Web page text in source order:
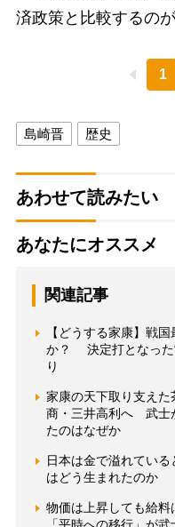
済政策と比較するの
1
島崎晋 歴史
あわせて読みたい
あなたにオススメ
関連記事
【どうする家康】戦
か？ 決定打となった
り
家康の天下取り支え
商・三井高利へ 武士
たのはなぜか
日本は金で溢れてい
はどう生まれたのか
物価は上昇しても給